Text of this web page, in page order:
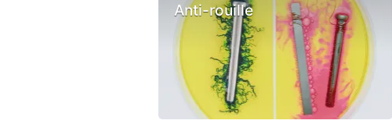
Anti-rouille